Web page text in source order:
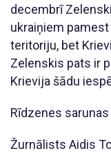
decembrī
ukraiņiem
teritoriju, bet
Zelenskis pats ir
Krievija šādu
Rīdzenes
Žurnālists Aidis